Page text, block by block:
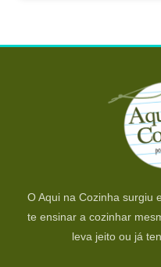
O Aqui na Cozinha surgiu
te ensinar a cozinhar
leva jeito ou já